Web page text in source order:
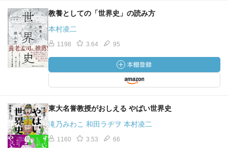
教養としての「世界史」の読み方
本村凌二
1198 3.64 95
東大名誉教授がおしえる やばい世界史
滝乃みわこ 和田ラヂヲ 本村凌二
1160 3.53 66